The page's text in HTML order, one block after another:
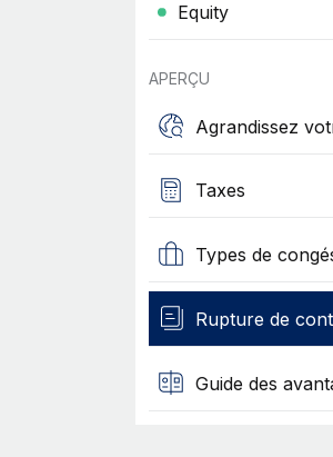
Equity
APERÇU
Agrandissez
Taxes
Types de
Rupture de
Guide des